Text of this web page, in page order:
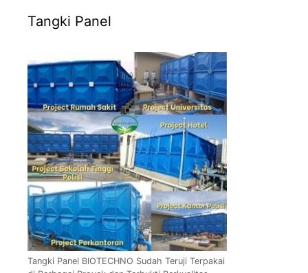
Tangki Panel
Tangki Panel BIOTECHNO Sudah Teruji Terpakai